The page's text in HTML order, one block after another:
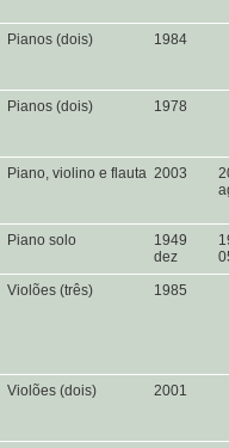
Pianos (dois) 1984
Pianos (dois) 1978
Piano, violino e flauta 2003
Piano solo
1949
dez
Violões (três) 1985
Violões (dois) 2001